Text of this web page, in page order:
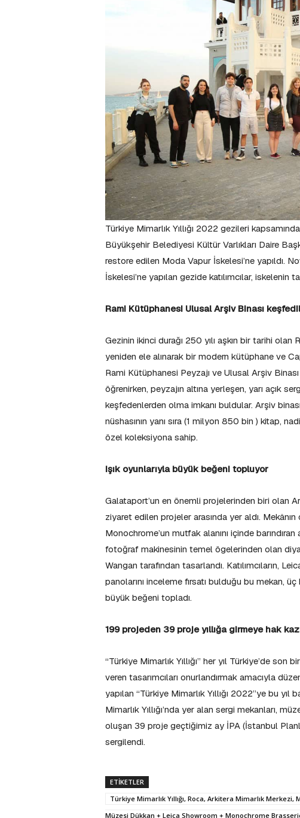
Türkiye Mimarlık Yıllığı 2022 gezileri
Büyükşehir Belediyesi Kültür Varlıkları Daire
restore edilen Moda Vapur İskelesi’ne yapıldı.
İskelesi’ne yapılan gezide katılımcılar,
Rami Kütüphanesi Ulusal Arşiv Binası
Gezinin ikinci durağı 250 yılı aşkın bir tarihi olan
yeniden ele alınarak bir modern kütüphane ve
Rami Kütüphanesi Peyzajı ve Ulusal Arşiv
öğrenirken, peyzajın altına yerleşen, yarı açık
keşfedenlerden olma imkanı buldular. Arşiv
nüshasının yanı sıra (1 milyon 850 bin ) kitap,
özel koleksiyona sahip.
Işık oyunlarıyla büyük beğeni topluyor
Galataport’un en önemli projelerinden biri olan
ziyaret edilen projeler arasında yer aldı.
Monochrome’un mutfak alanını içinde
fotoğraf makinesinin temel ögelerinden olan
Wangan tarafından tasarlandı. Katılımcıların,
panolarını inceleme fırsatı bulduğu bu mekan,
büyük beğeni topladı.
199 projeden 39 proje yıllığa girmeye hak
“Türkiye Mimarlık Yıllığı” her yıl Türkiye’de
veren tasarımcıları onurlandırmak amacıyla
yapılan “Türkiye Mimarlık Yıllığı 2022”ye bu yıl
Mimarlık Yıllığı’nda yer alan sergi mekanları,
oluşan 39 proje geçtiğimiz ay İPA (İstanbul
sergilendi.
ETIKETLER
Türkiye Mimarlık Yıllığı, Roca, Arkitera Mimarlık
Müzesi Dükkan + Leica Showroom + Monochrome